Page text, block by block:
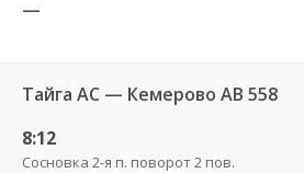
—
Тайга АС — Кемерово АВ 558
8:12
Сосновка 2-я п. поворот 2 пов.